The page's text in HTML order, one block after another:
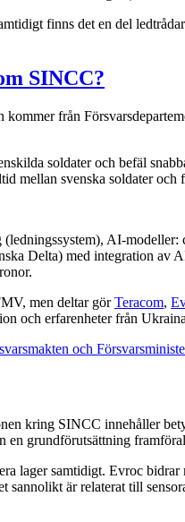
finns det en del
SINCC?
från
soldater och befäl
mellan svenska soldater och
AI-modeller:
Delta) med integration av
men deltar görTeracom,
och erfarenheter från
och
kring SINCC innehåller
grundförutsättning
lager samtidigt. Evroc
är relaterat till